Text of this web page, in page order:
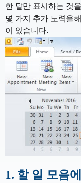
한 달만 표시하는 것
몇 가지 추가 노력을
이 있습니다.
1. 할 일 모음